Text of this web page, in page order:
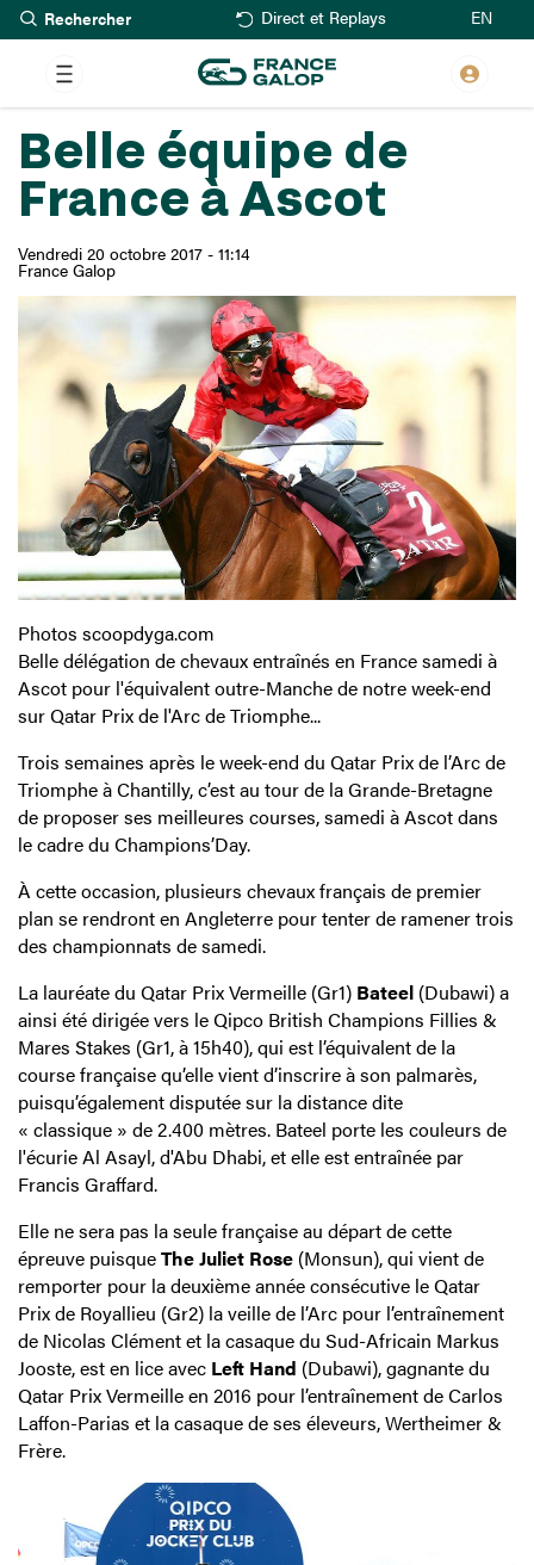
Aller
au
contenu
principal
Rechercher Direct et Replays EN
Belle équipe de
France à Ascot
Vendredi 20 octobre 2017 - 11:14
France Galop
Photos scoopdyga.com
Belle délégation de chevaux entraînés en France samedi à
Ascot pour l'équivalent outre-Manche de notre week-end
sur Qatar Prix de l'Arc de Triomphe...
Trois semaines après le week-end du Qatar Prix de l’Arc de
Triomphe à Chantilly, c’est au tour de la Grande-Bretagne
de proposer ses meilleures courses, samedi à Ascot dans
le cadre du Champions’Day.
À cette occasion, plusieurs chevaux français de premier
plan se rendront en Angleterre pour tenter de ramener trois
des championnats de samedi.
La lauréate du Qatar Prix Vermeille (Gr1) Bateel (Dubawi) a
ainsi été dirigée vers le Qipco British Champions Fillies &
Mares Stakes (Gr1, à 15h40), qui est l’équivalent de la
course française qu’elle vient d’inscrire à son palmarès,
puisqu’également disputée sur la distance dite
« classique » de 2.400 mètres. Bateel porte les couleurs de
l'écurie Al Asayl, d'Abu Dhabi, et elle est entraînée par
Francis Graffard.
Elle ne sera pas la seule française au départ de cette
épreuve puisqueThe Juliet Rose (Monsun), qui vient de
remporter pour la deuxième année consécutive le Qatar
Prix de Royallieu (Gr2) la veille de l’Arc pour l’entraînement
de Nicolas Clément et la casaque du Sud-Africain Markus
Jooste, est en lice avec Left Hand (Dubawi), gagnante du
Qatar Prix Vermeille en 2016 pour l’entraînement de Carlos
Laffon-Parias et la casaque de ses éleveurs, Wertheimer &
Frère.